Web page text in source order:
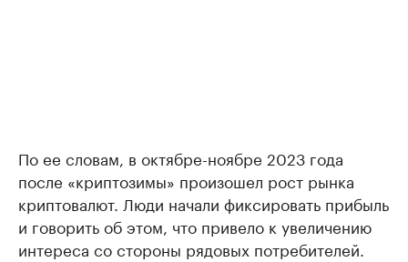
По ее словам, в октябре-ноябре 2023 года
после «криптозимы» произошел рост рынка
криптовалют. Люди начали фиксировать прибыль
и говорить об этом, что привело к увеличению
интереса со стороны рядовых потребителей.